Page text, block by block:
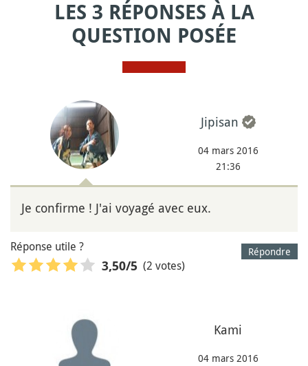
LES 3 RÉPONSES À LA
QUESTION POSÉE
Jipisan
04 mars 2016
21:36
Je confirme ! J'ai voyagé avec eux.
Répondre
Réponse utile ?
3,50/5 (2 votes)
Kami
04 mars 2016